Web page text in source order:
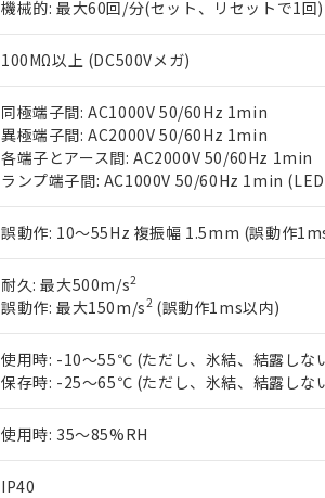
機械的: 最大60回/分(セット、リセットで1回)
100MΩ以上 (DC500Vメガ)
同極端子間: AC1000V 50/60Hz 1min
異極端子間: AC2000V 50/60Hz 1min
各端子とアース間: AC2000V 50/60Hz 1min
ランプ端子間: AC1000V 50/60Hz 1min
誤動作: 10～55Hz 複振幅 1.5mm (誤動作
耐久: 最大500m/s2
誤動作: 最大150m/s2(誤動作1ms以内)
使用時: -10～55℃ (ただし、氷結、結露しな
保存時: -25～65℃ (ただし、氷結、結露しな
使用時: 35～85%RH
IP40
くものです。
当社制御機器事業取扱商品の中には
在庫状況および標準価格照会結果は
のであり、閲覧された時点での実際
い。
正式な納期状況および標準価格はお
当社販売員にご相談ください。
オムロン制御機器販売店や当社販売
在庫状況および標準価格結果を当社
す。
マイパーツ機能（部品リスト作成
お客様が当ウェブサイト上で当社に
が、当社の製品・サービスに関する
さい。
※当社の共同利用者とは、"個人情
いる法人を指します。
鉛(Pb) 1000ppm以下、 水銀(Hg) 1000ppm以下、 カ
ル（DBP） 1000ppm以下、フタル酸ジイソブチル
※2 対応予定月
部品在庫の切り替え状況などにより、予
※3 非含有証明書ダウンロード
下記の非含有証明書をダウンロードする
EU RoHS指令（10物質）の非含有証明書
51物質の非含有証明書（当社基準）
※本証明書は発行日時点で非含有を証明
また、RoHS指令のフタル酸エステル類
混在することから備考欄に対応日を記載し
「－」：未確認です。当社販売部門へお問
*中国RoHS10物質の基準値 (GB/T26572)：
Pb(鉛) :1000ppm、 Hg(水銀) : 1000ppm、 Cd(カドミ
Cr(Ⅵ)(六価クロム) : 1000ppm、 PBBs(ポリ臭化ビフ
DBP(フタル酸ジブチル) : 1000ppm、 DIBP(フタル酸
DEHP(フタル酸ビス(2-エチルヘキシル)) : 1000ppm
※2 環境保護使用期限
「ｅ」：有害物質（10物質）のすべてが
「10」：通常の使用状況下において有害
味します。
「－」：未確認です。当社販売部門へお問
う）を輸出または国外への提供する
当社は規制貨物を破棄する場合は、
ます。
当社は貴社製品を、核兵器、ミサイ
置等に一切使用いたしません。
当社は、貴社製品を第三者に販売す
また当社は、販売先および販売に係
たしません。
合意する
記
号
説明
○ 一定数以上の在庫あり
△ 一定数には満たないが在庫あり
－
在庫なし(最新の在庫状況につ
機器販売店・当社販売員にご確
空
白
受注生産機種、また在庫状況の